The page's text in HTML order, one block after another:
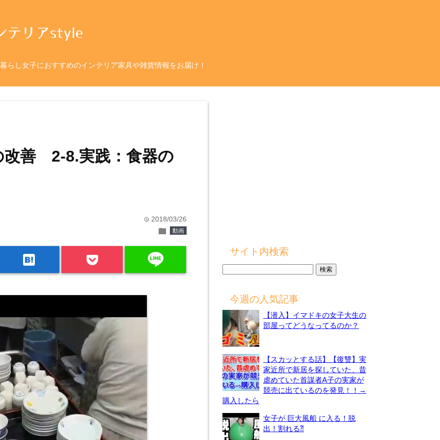
らし女子におすすめのインテリア家具や雑貨情報をお届け！
改善 2-8.実践：食器の
time 2018/03/26
folder 動画
hatenabookmark line サイト内検索
今週の人気記事
【潜入】イマドキの女子大生の
部屋ってどうなってるのか？
【スカッとする話】【復讐】実
家近所で新居を探していた、昔
虐めていた首謀者A子の実家が
競売に出ているのを発見！！→
購入したら
女子が 巨大風船 に入る！脱
出！割れる⁈